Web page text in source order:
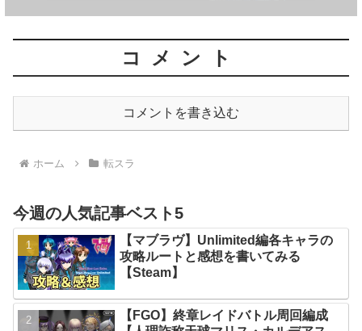
コメント
コメントを書き込む
ホーム 転スラ
今週の人気記事ベスト5
【マブラヴ】Unlimited編各キャラの
攻略ルートと感想を書いてみる
【Steam】
【FGO】終章レイドバトル周回編成